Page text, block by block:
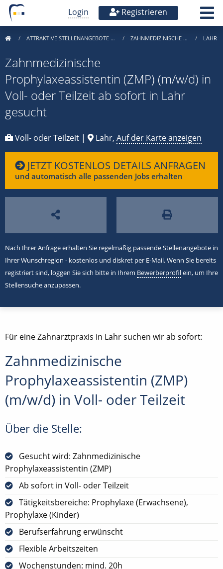
Login Registrieren
ATTRAKTIVE STELLENANGEBOTE … ZAHNMEDIZINISCHE … LAHR
Zahnmedizinische
Prophylaxeassistentin (ZMP) (m/w/d) in
Voll- oder Teilzeit ab sofort in Lahr
gesucht
Voll- oder Teilzeit | Lahr, Auf der Karte anzeigen
JETZT KOSTENLOS DETAILS ANFRAGEN
und automatisch alle passenden Jobs erhalten
Nach Ihrer Anfrage erhalten Sie regelmäßig passende Stellenangebote in
Ihrer Wunschregion - kostenlos und diskret per E-Mail. Wenn Sie bereits
registriert sind, loggen Sie sich bitte in Ihrem Bewerberprofilein, um Ihre
Stellensuche anzupassen.
Für eine Zahnarztpraxis in Lahr suchen wir ab sofort:
Zahnmedizinische
Prophylaxeassistentin (ZMP)
(m/w/d) in Voll- oder Teilzeit
Über die Stelle:
Gesucht wird: Zahnmedizinische
Prophylaxeassistentin (ZMP)
Ab sofort in Voll- oder Teilzeit
Tätigkeitsbereiche: Prophylaxe (Erwachsene),
Prophylaxe (Kinder)
Berufserfahrung erwünscht
Flexible Arbeitszeiten
Wochenstunden: mind. 20h